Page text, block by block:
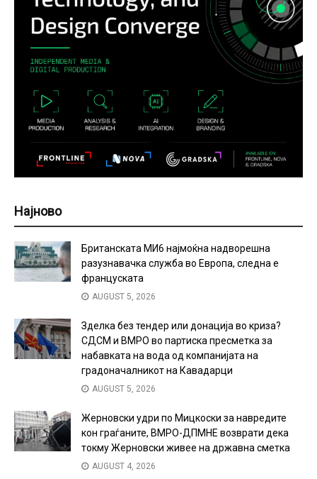
Најново
Британската МИ6 најмоќна надворешна
разузнавачка служба во Европа, следна е
француската
AUGUST 5, 2026
Зделка без тендер или донација во криза?
СДСМ и ВМРО во партиска пресметка за
набавката на вода од компанијата на
градоначалникот на Кавадарци
AUGUST 5, 2026
Жерновски удри по Мицкоски за навредите
кон граѓаните, ВМРО-ДПМНЕ возврати дека
токму Жерновски живее на државна сметка
AUGUST 4, 2026